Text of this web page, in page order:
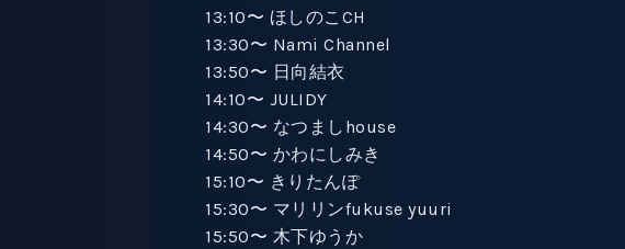
13:10〜 ほしのこCH
13:30〜 Nami Channel
13:50〜 日向結衣
14:10〜 JULIDY
14:30〜 なつましhouse
14:50〜 かわにしみき
15:10〜 きりたんぽ
15:30〜 マリリンfukuse yuuri
15:50〜 木下ゆうか